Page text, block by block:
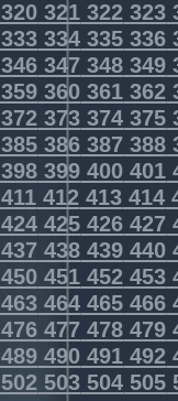
320 321 322 323
333 334 335 336
346 347 348 349
359 360 361 362
372 373 374 375
385 386 387 388
398 399 400 401
411 412 413 414
424 425 426 427
437 438 439 440
450 451 452 453
463 464 465 466
476 477 478 479
489 490 491 492
502 503 504 505